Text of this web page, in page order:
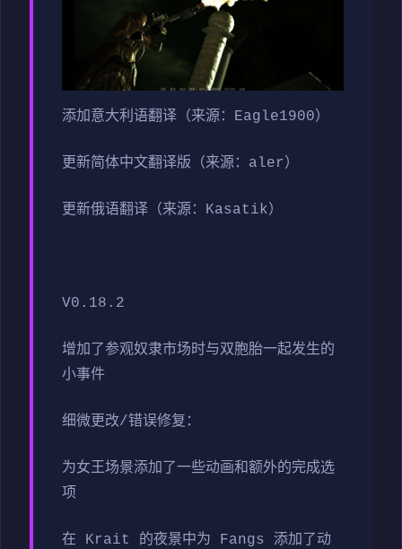
添加意大利语翻译（来源：Eagle1900）
更新简体中文翻译版（来源：aler）
更新俄语翻译（来源：Kasatik）
V0.18.2
增加了参观奴隶市场时与双胞胎一起发生的
小事件
细微更改/错误修复：
为女王场景添加了一些动画和额外的完成选
项
在 Krait 的夜景中为 Fangs 添加了动